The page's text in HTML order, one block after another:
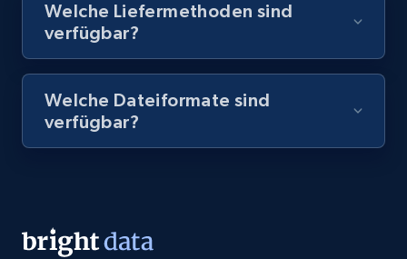
Lazada - Products - Discover products by
URL, Title, Rating, Reviews, Initial price, Final
price, Currency, Stock, and more.
Welche Liefermethoden sind
verfügbar?
Welche Dateiformate sind
verfügbar?